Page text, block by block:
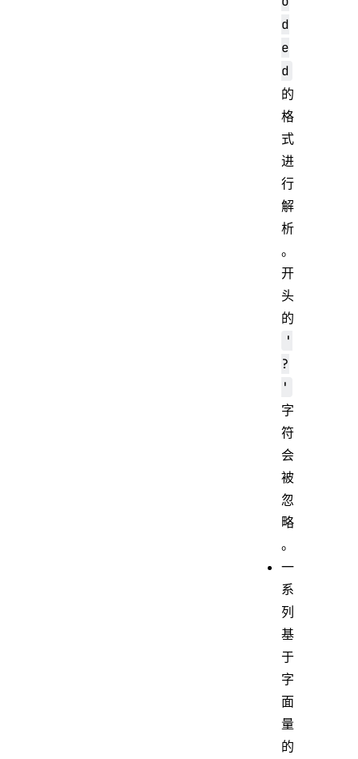
d
e
d
的
格
式
进
行
解
析
。
开
头
的
'
?
'
字
符
会
被
忽
略
。
一
系
列
基
于
字
面
量
的